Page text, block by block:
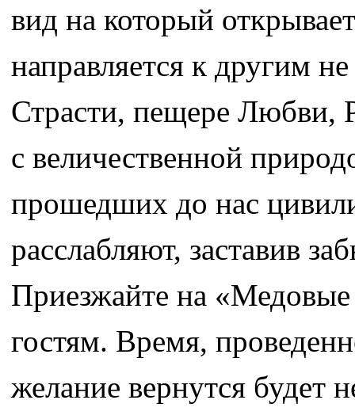
вид на который
направляется к другим
Страсти, пещере Любви,
с величественной
прошедших до нас
расслабляют, заставив
Приезжайте на
гостям. Время,
желание вернутся будет